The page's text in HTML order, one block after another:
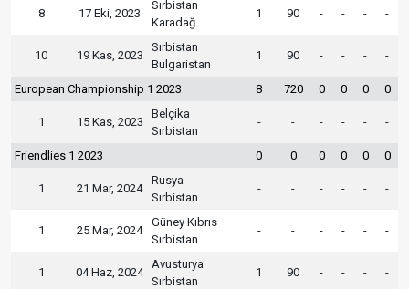
8 17 Eki, 2023
Sırbistan
Karadağ
1 90 - - - -
10 19 Kas, 2023
Sırbistan
Bulgaristan
1 90 - - - -
European Championship 1 2023 8 720 0 0 0 0
1 15 Kas, 2023
Belçika
Sırbistan
- - - - - -
Friendlies 1 2023 0 0 0 0 0 0
1 21 Mar, 2024
Rusya
Sırbistan
- - - - - -
1 25 Mar, 2024
Güney Kıbrıs
Sırbistan
- - - - - -
1 04 Haz, 2024
Avusturya
Sırbistan
1 90 - - - -